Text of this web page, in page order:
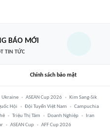
BÁO MỚI
TIN TỨC
Chính sách bảo mật
Ukraine ASEAN Cup 2026
Kim Sang-Sik
Hội Đội Tuyển Việt Nam
Campuchia
Triệu Thị Tâm Doanh Nghiệp
Iran
ASEAN Cup AFF Cup 2026